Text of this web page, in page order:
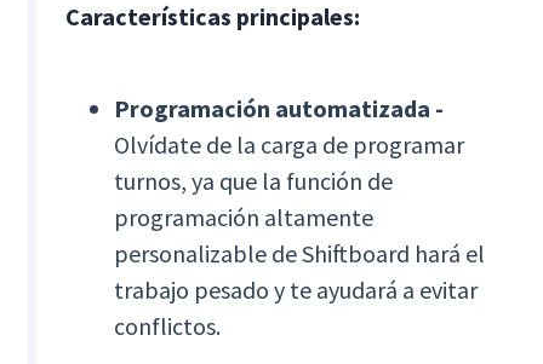
Características principales:
Programación automatizada -
Olvídate de la carga de programar
turnos, ya que la función de
programación altamente
personalizable de Shiftboard hará el
trabajo pesado y te ayudará a evitar
conflictos.